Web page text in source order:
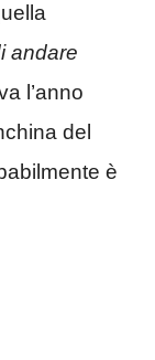
andare
l’anno
del
è